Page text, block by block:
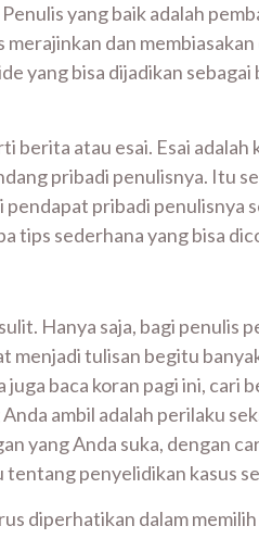
Penulis yang baik adalah
dan
yang bisa dijadikan
atau esai. Esai
pribadi penulisnya. Itu
pribadi
tips sederhana yang bisa
Hanya saja, bagi penulis
menjadi tulisan begitu
baca koran pagi ini,
ambil adalah perilaku
yang Anda suka, dengan
penyelidikan kasus
diperhatikan dalam